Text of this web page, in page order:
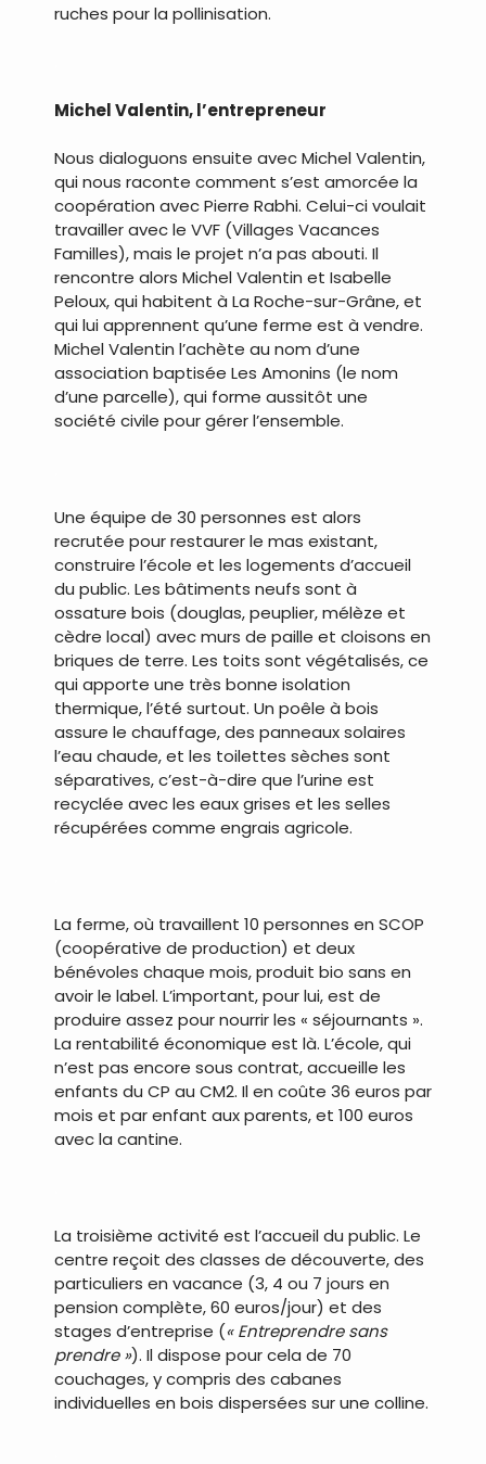
ruches pour la pollinisation.
Michel Valentin, l’entrepreneur
Nous dialoguons ensuite avec Michel Valentin,
qui nous raconte comment s’est amorcée la
coopération avec Pierre Rabhi. Celui-ci voulait
travailler avec le VVF (Villages Vacances
Familles), mais le projet n’a pas abouti. Il
rencontre alors Michel Valentin et Isabelle
Peloux, qui habitent à La Roche-sur-Grâne, et
qui lui apprennent qu’une ferme est à vendre.
Michel Valentin l’achète au nom d’une
association baptisée Les Amonins (le nom
d’une parcelle), qui forme aussitôt une
société civile pour gérer l’ensemble.
Une équipe de 30 personnes est alors
recrutée pour restaurer le mas existant,
construire l’école et les logements d’accueil
du public. Les bâtiments neufs sont à
ossature bois (douglas, peuplier, mélèze et
cèdre local) avec murs de paille et cloisons en
briques de terre. Les toits sont végétalisés, ce
qui apporte une très bonne isolation
thermique, l’été surtout. Un poêle à bois
assure le chauffage, des panneaux solaires
l’eau chaude, et les toilettes sèches sont
séparatives, c’est-à-dire que l’urine est
recyclée avec les eaux grises et les selles
récupérées comme engrais agricole.
La ferme, où travaillent 10 personnes en SCOP
(coopérative de production) et deux
bénévoles chaque mois, produit bio sans en
avoir le label. L’important, pour lui, est de
produire assez pour nourrir les « séjournants ».
La rentabilité économique est là. L’école, qui
n’est pas encore sous contrat, accueille les
enfants du CP au CM2. Il en coûte 36 euros par
mois et par enfant aux parents, et 100 euros
avec la cantine.
La troisième activité est l’accueil du public. Le
centre reçoit des classes de découverte, des
particuliers en vacance (3, 4 ou 7 jours en
pension complète, 60 euros/jour) et des
stages d’entreprise (« Entreprendre sans
prendre »). Il dispose pour cela de 70
couchages, y compris des cabanes
individuelles en bois dispersées sur une colline.